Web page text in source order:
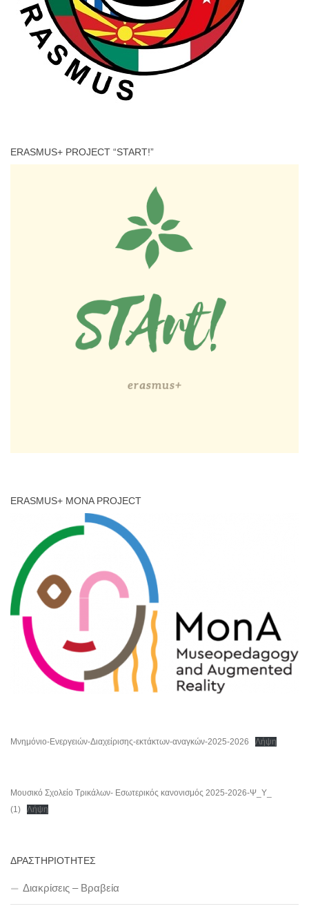
ERASMUS+ PROJECT “START!”
ERASMUS+ MONA PROJECT
Μνημόνιο-Ενεργειών-Διαχείρισης-εκτάκτων-αναγκών-2025-2026 Λήψη
Μουσικό Σχολείο Τρικάλων- Εσωτερικός κανονισμός 2025-2026-Ψ_Υ_
(1)
Λήψη
ΔΡΑΣΤΗΡΙΟΤΗΤΕΣ
Διακρίσεις – Βραβεία